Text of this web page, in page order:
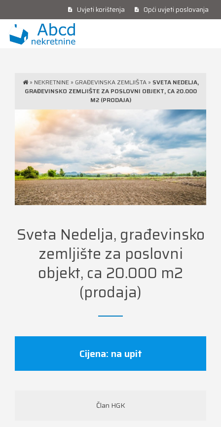
Uvjeti korištenja Opći uvjeti poslovanja
» NEKRETNINE» GRAĐEVINSKA ZEMLJIŠTA» SVETA NEDELJA,
GRAĐEVINSKO ZEMLJIŠTE ZA POSLOVNI OBJEKT, CA 20.000
M2 (PRODAJA)
Sveta Nedelja, građevinsko
zemljište za poslovni
objekt, ca 20.000 m2
(prodaja)
Cijena: na upit
Član HGK